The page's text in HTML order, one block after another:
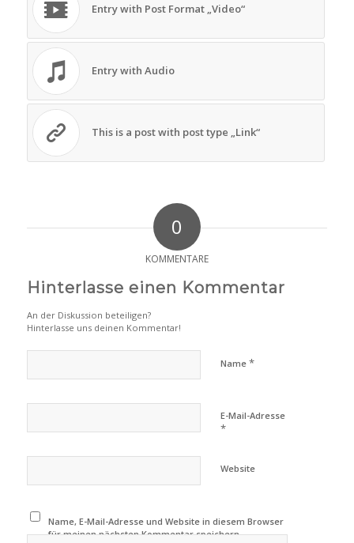
Entry with Post Format „Video“
Entry with Audio
This is a post with post type „Link“
0
KOMMENTARE
Hinterlasse einen Kommentar
An der Diskussion beteiligen?
Hinterlasse uns deinen Kommentar!
Name *
E-Mail-Adresse
*
Website
Name, E-Mail-Adresse und Website in diesem Browser
für meinen nächsten Kommentar speichern.